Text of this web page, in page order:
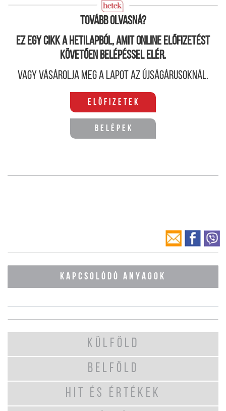
Tovább olvasná?
Ez egy cikk a hetilapból, amit online előfizetést
követően belépéssel elér.
Vagy vásárolja meg a lapot az újságárusoknál.
Előfizetek
Belépek
KAPCSOLÓDÓ ANYAGOK
KÜLFÖLD
BELFÖLD
HIT ÉS ÉRTÉKEK